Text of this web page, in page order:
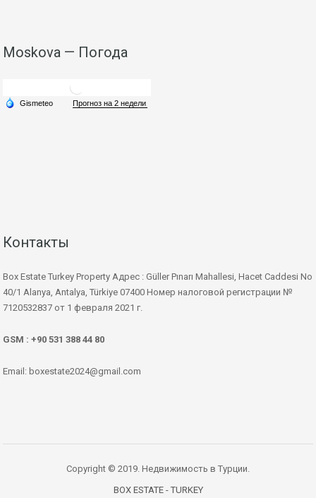
Moskova — Погода
Контакты
Box Estate Turkey Property Адрес : Güller Pınarı Mahallesi, Hacet Caddesi No
40/1 Alanya, Antalya, Türkiye 07400 Номер налоговой регистрации №
7120532837 от 1 февраля 2021 г.
GSM : +90 531 388 44 80
Email: boxestate2024@gmail.com
Copyright © 2019. Недвижимость в Турции.
BOX ESTATE - TURKEY